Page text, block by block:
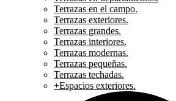
Terrazas en el campo.
Terrazas exteriores.
Terrazas grandes.
Terrazas interiores.
Terrazas modernas.
Terrazas pequeñas.
Terrazas techadas.
+Espacios exteriores.